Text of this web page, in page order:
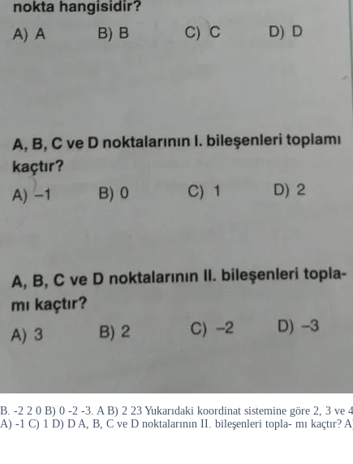
B. -2 2 0 B) 0 -2 -3. A B) 2 23 Yukarıdaki koordinat sistemine göre 2, 3 ve
A) -1 C) 1 D) D A, B, C ve D noktalarının II. bileşenleri topla- mı kaçtır?